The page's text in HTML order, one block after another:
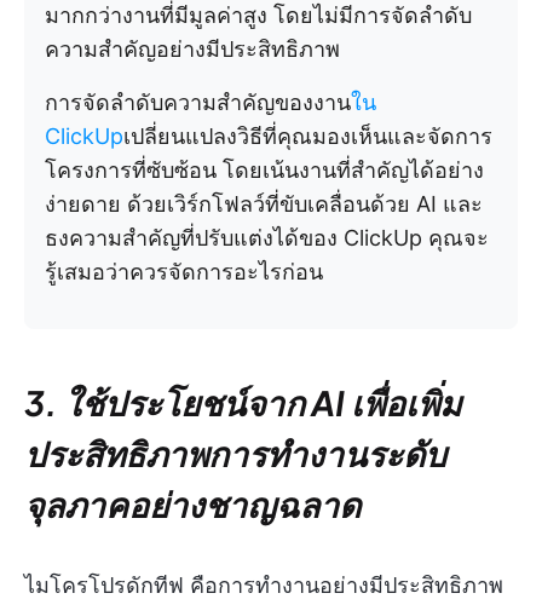
มากกว่างานที่มีมูลค่าสูง โดยไม่มีการจัดลำดับ
ความสำคัญอย่างมีประสิทธิภาพ
การจัดลำดับความสำคัญของงานใน
ClickUpเปลี่ยนแปลงวิธีที่คุณมองเห็นและจัดการ
โครงการที่ซับซ้อน โดยเน้นงานที่สำคัญได้อย่าง
ง่ายดาย ด้วยเวิร์กโฟลว์ที่ขับเคลื่อนด้วย AI และ
ธงความสำคัญที่ปรับแต่งได้ของ ClickUp คุณจะ
รู้เสมอว่าควรจัดการอะไรก่อน
3. ใช้ประโยชน์จาก AI เพื่อเพิ่ม
ประสิทธิภาพการทำงานระดับ
จุลภาคอย่างชาญฉลาด
ไมโครโปรดักทีฟ คือการทำงานอย่างมีประสิทธิภาพ